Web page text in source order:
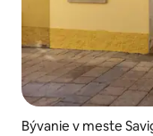
Bývanie v meste